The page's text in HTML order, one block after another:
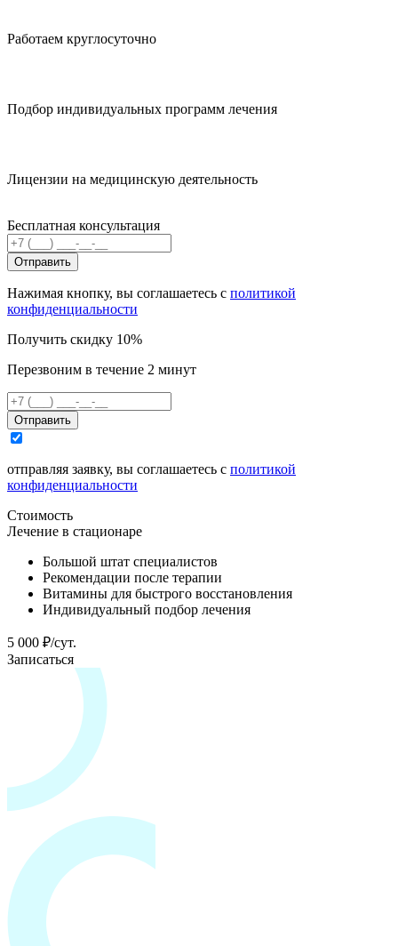
Работаем круглосуточно
Подбор индивидуальных программ лечения
Лицензии на медицинскую деятельность
Бесплатная консультация
Отправить
Нажимая кнопку, вы соглашаетесь с политикой
конфиденциальности
Получить скидку 10%
Перезвоним в течение 2 минут
Отправить
отправляя заявку, вы соглашаетесь с политикой
конфиденциальности
Стоимость
Лечение в стационаре
Большой штат специалистов
Рекомендации после терапии
Витамины для быстрого восстановления
Индивидуальный подбор лечения
5 000 ₽/сут.
Записаться